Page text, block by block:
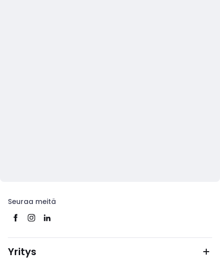
Seuraa meitä
Yritys